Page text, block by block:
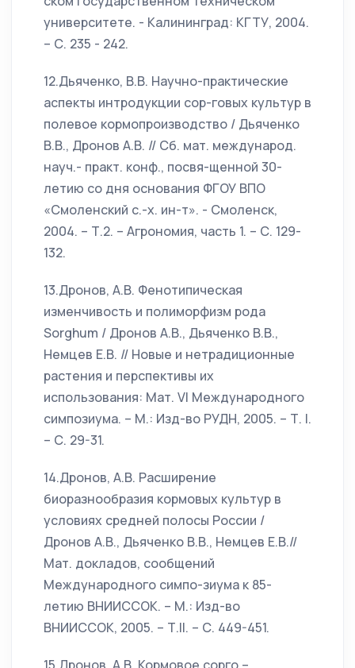
университете. - Калининград: КГТУ, 2004.
– С. 235 - 242.
12.Дьяченко, В.В. Научно-практические
аспекты интродукции сор-говых культур в
полевое кормопроизводство / Дьяченко
В.В., Дронов А.В. // Сб. мат. международ.
науч.- практ. конф., посвя-щенной 30-
летию со дня основания ФГОУ ВПО
«Смоленский с.-х. ин-т». - Смоленск,
2004. – Т.2. – Агрономия, часть 1. – С. 129-
132.
13.Дронов, А.В. Фенотипическая
изменчивость и полиморфизм рода
Sorghum / Дронов А.В., Дьяченко В.В.,
Немцев Е.В. // Новые и нетрадиционные
растения и перспективы их
использования: Мат. VI Международного
симпозиума. – М.: Изд-во РУДН, 2005. – Т. I.
– С. 29-31.
14.Дронов, А.В. Расширение
биоразнообразия кормовых культур в
условиях средней полосы России /
Дронов А.В., Дьяченко В.В., Немцев Е.В.//
Мат. докладов, сообщений
Международного симпо-зиума к 85-
летию ВНИИССОК. – М.: Изд-во
ВНИИССОК, 2005. – Т.II. – С. 449-451.